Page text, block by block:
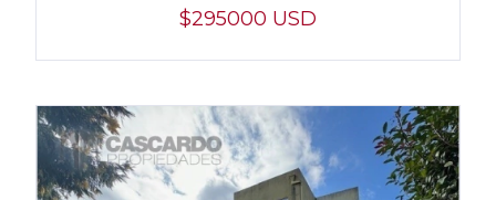
$295000 USD